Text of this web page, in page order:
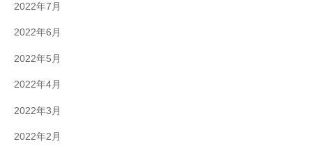
2022年7月
2022年6月
2022年5月
2022年4月
2022年3月
2022年2月